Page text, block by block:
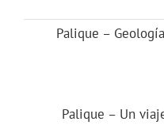
Palique –
Palique – Un